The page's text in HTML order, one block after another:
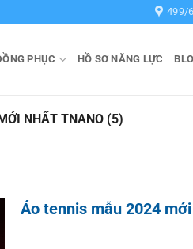
499/
PHỤC HỒ SƠ NĂNG LỰC
NHẤT TNANO (5)
Áo tennis mẫu 2024